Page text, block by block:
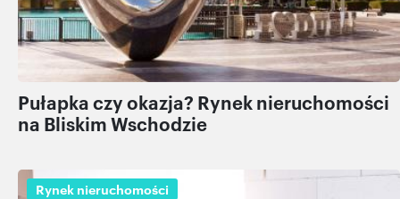
Pułapka czy okazja? Rynek nieruchomości
na Bliskim Wschodzie
Rynek nieruchomości